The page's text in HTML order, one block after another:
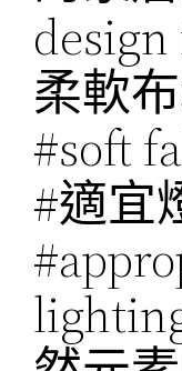
柔軟
#soft
#適宜